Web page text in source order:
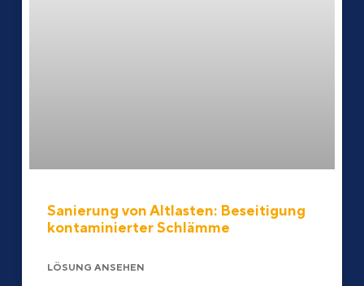
Sanierung von Altlasten: Beseitigung
kontaminierter Schlämme
LÖSUNG ANSEHEN